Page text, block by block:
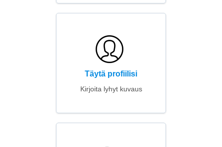
Täytä profiilisi
Kirjoita lyhyt kuvaus